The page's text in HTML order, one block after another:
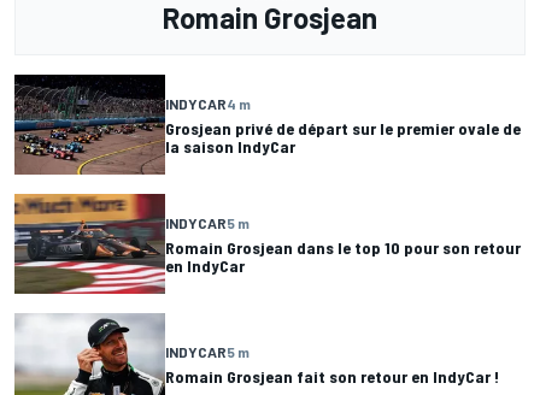
Romain Grosjean
INDYCAR4 m
Grosjean privé de départ sur le premier ovale de
la saison IndyCar
INDYCAR5 m
Romain Grosjean dans le top 10 pour son retour
en IndyCar
INDYCAR5 m
Romain Grosjean fait son retour en IndyCar !